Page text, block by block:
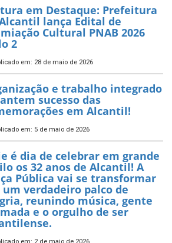
em Destaque: Prefeitura
lança Edital de
Cultural PNAB 2026
2
em: 28 de maio de 2026
e trabalho integrado
sucesso das
em Alcantil!
em: 5 de maio de 2026
é dia de celebrar em grande
os 32 anos de Alcantil! A
Pública vai se transformar
um verdadeiro palco de
reunindo música, gente
e o orgulho de ser